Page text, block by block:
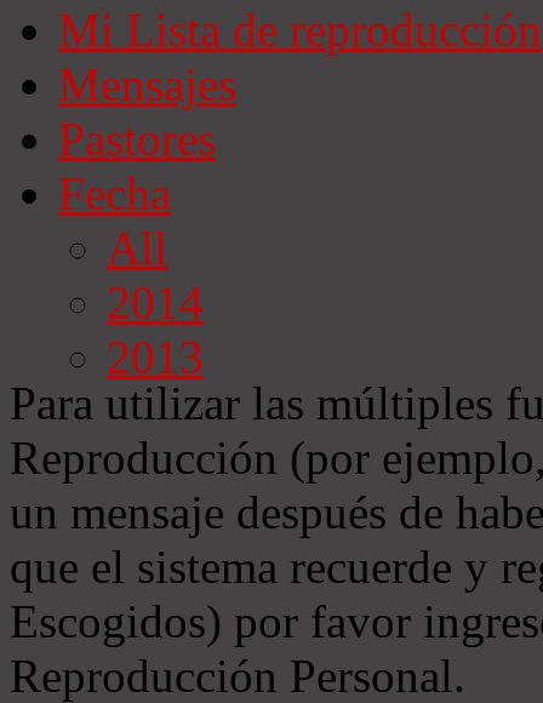
Mi Lista de reproducción
Mensajes
Pastores
Fecha
All
2014
2013
Para utilizar las múltiples
Reproducción (por
un mensaje después de
que el sistema recuerde y
Escogidos) por favor
Reproducción Personal.